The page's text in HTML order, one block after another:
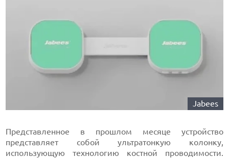
Jabees
Представленное в прошлом месяце устройство
представляет собой ультратонкую колонку,
использующую технологию костной проводимости.